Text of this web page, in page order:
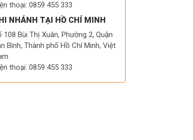
thoại: 0859 455 333
NHÁNH TẠI HỒ CHÍ MINH
108 Bùi Thị Xuân, Phường 2, Quận
Bình, Thành phố Hồ Chí Minh, Việt
thoại: 0859 455 333